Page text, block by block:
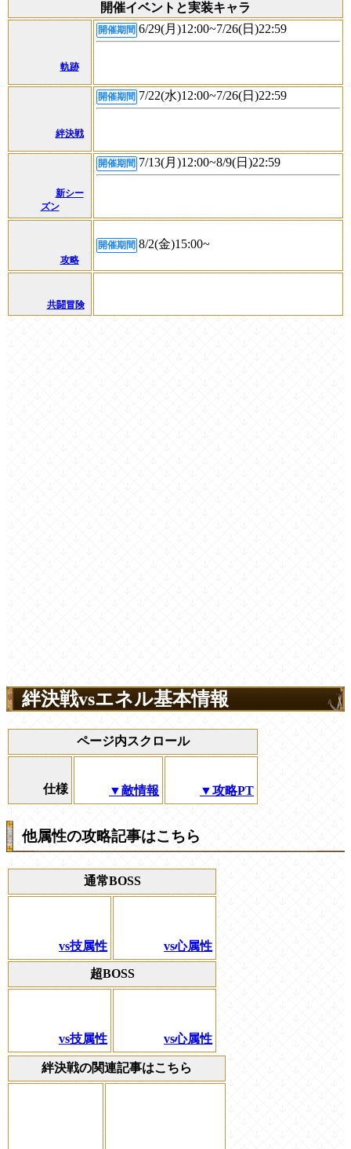
開催イベントと実装キャラ
軌跡
開催期間 6/29(月)12:00~7/26(日)22:59
絆決戦
開催期間 7/22(水)12:00~7/26(日)22:59
新シー
ズン
開催期間 7/13(月)12:00~8/9(日)22:59
攻略
開催期間 8/2(金)15:00~
共闘冒険
絆決戦vsエネル基本情報
ページ内スクロール
仕様 ▼敵情報 ▼攻略PT
他属性の攻略記事はこちら
通常BOSS
vs技属性 vs心属性
超BOSS
vs技属性 vs心属性
絆決戦の関連記事はこちら